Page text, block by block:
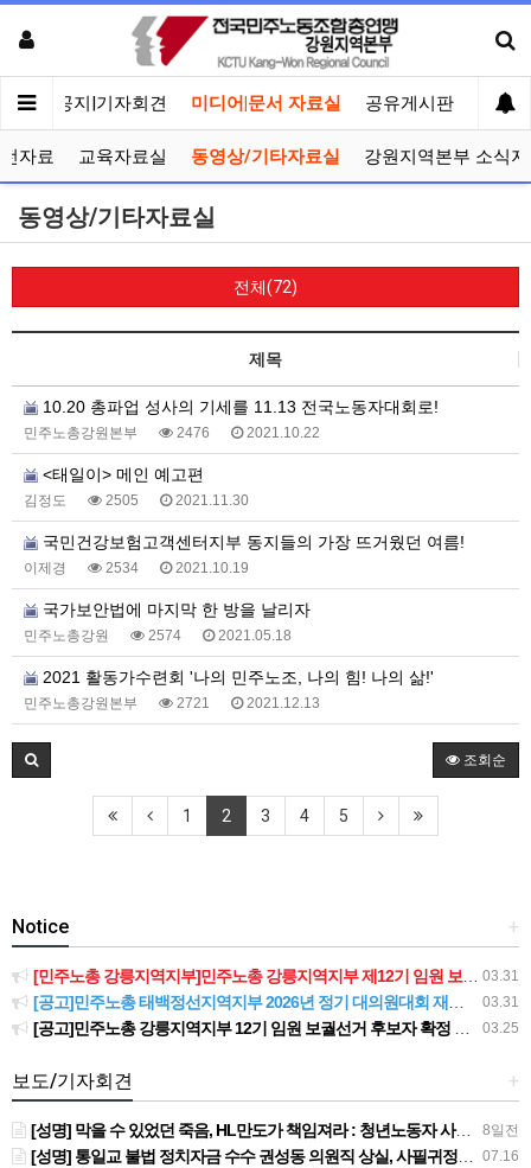
인 공지|기자회견 미디어|문서 자료실 공유게시판 선거
자료 교육자료실 동영상/기타자료실 강원지역본부 소식지
동영상/기타자료실
전체(72)
제목
10.20 총파업 성사의 기세를 11.13 전국노동자대회로!
민주노총강원본부 2476 2021.10.22
<태일이> 메인 예고편
김정도 2505 2021.11.30
국민건강보험고객센터지부 동지들의 가장 뜨거웠던 여름!
이제경 2534 2021.10.19
국가보안법에 마지막 한 방을 날리자
민주노총강원 2574 2021.05.18
2021 활동가수련회 '나의 민주노조, 나의 힘! 나의 삶!'
민주노총강원본부 2721 2021.12.13
조회순
1 2 3 4 5
+
Notice
03.31
[민주노총 강릉지역지부]민주노총 강릉지역지부 제12기 임원 보궐선거결과 공고
03.31
[공고]민주노총 태백정선지역지부 2026년 정기 대의원대회 재소집 건
03.25
[공고]민주노총 강릉지역지부 12기 임원 보궐선거 후보자 확정 공고
+
보도/기자회견
8일전
[성명] 막을 수 있었던 죽음, HL만도가 책임져라 : 청년노동자 사망사고의 철저한 진상규명과 재발방지 대책 마련하라
07.16
[성명] 통일교 불법 정치자금 수수 권성동 의원직 상실, 사필귀정이다